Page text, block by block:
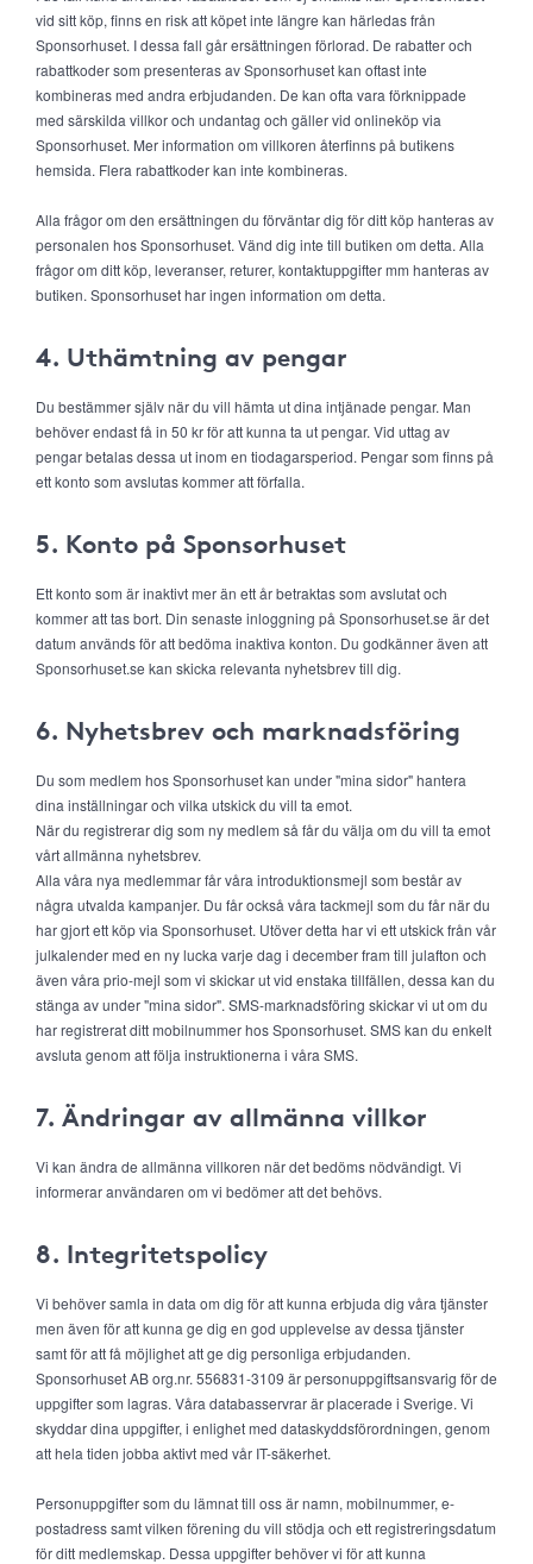
vid sitt köp, finns en risk att köpet inte längre kan härledas från
Sponsorhuset. I dessa fall går ersättningen förlorad. De rabatter och
rabattkoder som presenteras av Sponsorhuset kan oftast inte
kombineras med andra erbjudanden. De kan ofta vara förknippade
med särskilda villkor och undantag och gäller vid onlineköp via
Sponsorhuset. Mer information om villkoren återfinns på butikens
hemsida. Flera rabattkoder kan inte kombineras.
Alla frågor om den ersättningen du förväntar dig för ditt köp hanteras av
personalen hos Sponsorhuset. Vänd dig inte till butiken om detta. Alla
frågor om ditt köp, leveranser, returer, kontaktuppgifter mm hanteras av
butiken. Sponsorhuset har ingen information om detta.
4. Uthämtning av pengar
Du bestämmer själv när du vill hämta ut dina intjänade pengar. Man
behöver endast få in 50 kr för att kunna ta ut pengar. Vid uttag av
pengar betalas dessa ut inom en tiodagarsperiod. Pengar som finns på
ett konto som avslutas kommer att förfalla.
5. Konto på Sponsorhuset
Ett konto som är inaktivt mer än ett år betraktas som avslutat och
kommer att tas bort. Din senaste inloggning på Sponsorhuset.se är det
datum används för att bedöma inaktiva konton. Du godkänner även att
Sponsorhuset.se kan skicka relevanta nyhetsbrev till dig.
6. Nyhetsbrev och marknadsföring
Du som medlem hos Sponsorhuset kan under "mina sidor" hantera
dina inställningar och vilka utskick du vill ta emot.
När du registrerar dig som ny medlem så får du välja om du vill ta emot
vårt allmänna nyhetsbrev.
Alla våra nya medlemmar får våra introduktionsmejl som består av
några utvalda kampanjer. Du får också våra tackmejl som du får när du
har gjort ett köp via Sponsorhuset. Utöver detta har vi ett utskick från vår
julkalender med en ny lucka varje dag i december fram till julafton och
även våra prio-mejl som vi skickar ut vid enstaka tillfällen, dessa kan du
stänga av under "mina sidor". SMS-marknadsföring skickar vi ut om du
har registrerat ditt mobilnummer hos Sponsorhuset. SMS kan du enkelt
avsluta genom att följa instruktionerna i våra SMS.
7. Ändringar av allmänna villkor
Vi kan ändra de allmänna villkoren när det bedöms nödvändigt. Vi
informerar användaren om vi bedömer att det behövs.
8. Integritetspolicy
Vi behöver samla in data om dig för att kunna erbjuda dig våra tjänster
men även för att kunna ge dig en god upplevelse av dessa tjänster
samt för att få möjlighet att ge dig personliga erbjudanden.
Sponsorhuset AB org.nr. 556831-3109 är personuppgiftsansvarig för de
uppgifter som lagras. Våra databasservrar är placerade i Sverige. Vi
skyddar dina uppgifter, i enlighet med dataskyddsförordningen, genom
att hela tiden jobba aktivt med vår IT-säkerhet.
Personuppgifter som du lämnat till oss är namn, mobilnummer, e-
postadress samt vilken förening du vill stödja och ett registreringsdatum
för ditt medlemskap. Dessa uppgifter behöver vi för att kunna